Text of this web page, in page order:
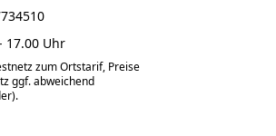
17.00 Uhr
zum Ortstarif, Preise
ggf. abweichend